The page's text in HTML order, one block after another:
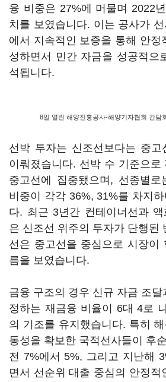
융 비중은 27%에 머물며 2022
치를 보였습니다. 이는 공사가 선
에서 지속적인 보증을 통해 안정
성하면서 민간 자금을 성공적으
석됩니다.
8일 열린 해양진흥공사-해양기자협회 간담
선박 투자는 신조선보다는 중고
이뤄졌습니다. 선박 수 기준으로
중고선에 집중됐으며, 선종별로
비중이 각각 36%, 31%를 차지
다. 최근 3년간 컨테이너선과 액
은 신조선 위주의 투자가 단행된
선은 중고선을 중심으로 시장이
름을 보였습니다.
금융 구조의 경우 신규 자금 조
정하는 재금융 비율이 6대 4로
의 기조를 유지했습니다. 특히
동성을 확보한 국적선사들이 후
전 7%에서 5%, 그리고 지난해
면서 선순위 대출 중심의 안정적